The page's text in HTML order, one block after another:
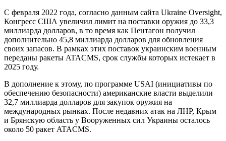
С февраля 2022 года, согласно данным сайта Ukraine Oversight,
Конгресс США увеличил лимит на поставки оружия до 33,3
миллиарда долларов, в то время как Пентагон получил
дополнительно 45,8 миллиарда долларов для обновления
своих запасов. В рамках этих поставок украинским военным
переданы ракеты ATACMS, срок службы которых истекает в
2025 году.
В дополнение к этому, по программе USAI (инициативы по
обеспечению безопасности) американские власти выделили
32,7 миллиарда долларов для закупок оружия на
международных рынках. После недавних атак на ЛНР, Крым
и Брянскую область у Вооруженных сил Украины осталось
около 50 ракет ATACMS.